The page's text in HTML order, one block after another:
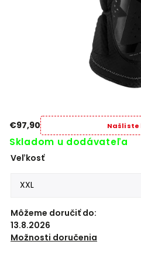
€97,90 Našli ste
Skladom u dodávateľa
Veľkosť
Môžeme doručiť do:
13.8.2026
Možnosti doručenia